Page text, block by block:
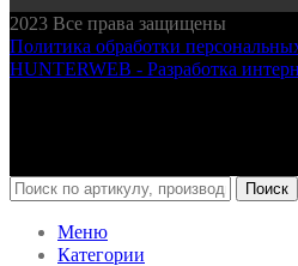
2023 Все права защищены
Политика обработки
HUNTERWEB - Разработка
Поиск
Меню
Категории